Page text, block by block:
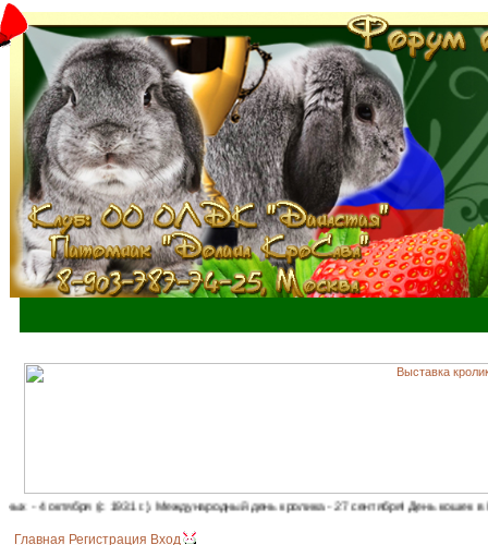
г.). Международный день кролика - 27 сентября! День кошек в России - 1
Главная Регистрация Вход